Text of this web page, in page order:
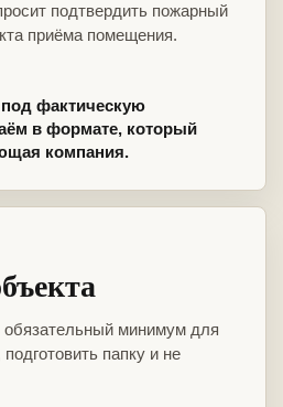
подтвердить пожарный
приёма помещения.
фактическую
в формате, который
компания.
минимум для
папку и не